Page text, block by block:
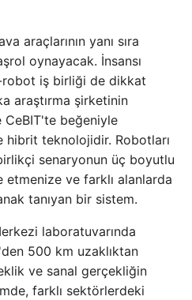
araçlarının yanı sıra
oynayacak. İnsansı
robot iş birliği de dikkat
araştırma şirketinin
beğeniyle
hibrit teknolojidir. Robotları
senaryonun üç boyutlu
etmenize ve farklı alanlarda
tanıyan bir sistem.
laboratuvarında
500 km uzaklıktan
ve sanal gerçekliğin
farklı sektörlerdeki